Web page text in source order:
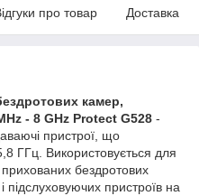
про товар Доставка
камер,
- 8 GHz Protect G528 -
пристрої, що
ГГц. Використовується для
бездротових
підслуховуючих пристроїв на